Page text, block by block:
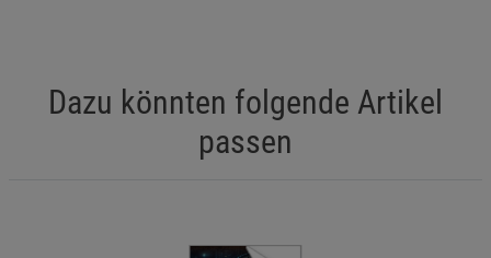
Dazu könnten folgende Artikel
passen